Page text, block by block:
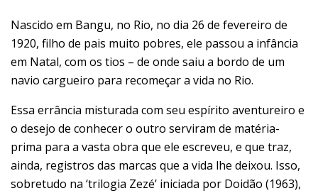
Nascido em Bangu, no Rio, no dia 26 de fevereiro de
1920, filho de pais muito pobres, ele passou a infância
em Natal, com os tios – de onde saiu a bordo de um
navio cargueiro para recomeçar a vida no Rio.
Essa errância misturada com seu espírito aventureiro e
o desejo de conhecer o outro serviram de matéria-
prima para a vasta obra que ele escreveu, e que traz,
ainda, registros das marcas que a vida lhe deixou. Isso,
sobretudo na ‘trilogia Zezé’ iniciada por Doidão (1963),